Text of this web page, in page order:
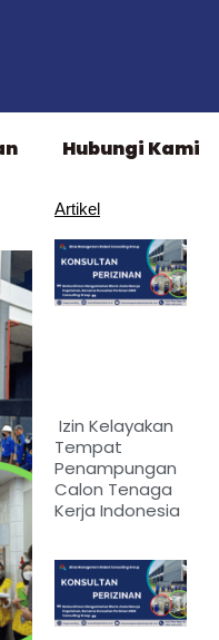
Hubungi Kami
Artikel
Izin Kelayakan
Tempat
Penampungan
Calon Tenaga
Kerja Indonesia